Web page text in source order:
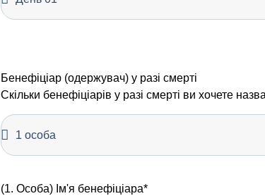
Бенефіціар (одержувач) у разі смерті
Скільки бенефіціарів у разі смерті ви хочете
(1. Особа) Ім'я бенефіціара*